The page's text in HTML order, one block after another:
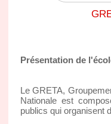
Présentation de
Le GRETA,
Nationale est
publics qui organisent